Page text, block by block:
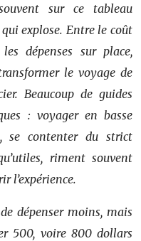
sur ce tableau
explose. Entre le coût
dépenses sur place,
le voyage de
Beaucoup de guides
: voyager en basse
se contenter du strict
riment souvent
l’expérience.
dépenser moins, mais
500, voire 800 dollars